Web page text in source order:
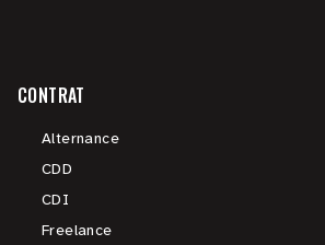
CONTRAT
Alternance
CDD
CDI
Freelance